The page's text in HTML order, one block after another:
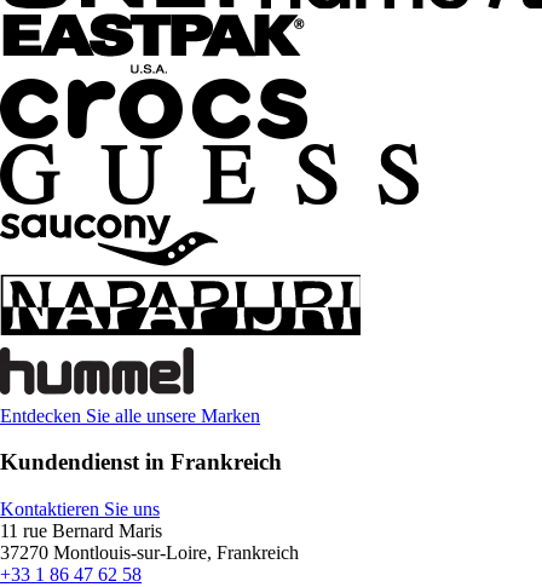
Entdecken Sie alle unsere Marken
Kundendienst in Frankreich
Kontaktieren Sie uns
11 rue Bernard Maris
37270 Montlouis-sur-Loire, Frankreich
+33 1 86 47 62 58